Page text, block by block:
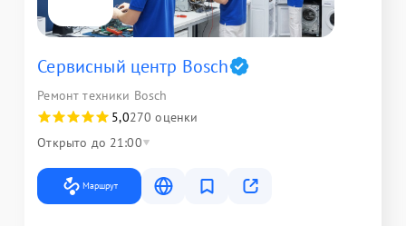
Сервисный центр Bosch
Ремонт техники Bosch
5,0270 оценки
Открыто до 21:00
Маршрут